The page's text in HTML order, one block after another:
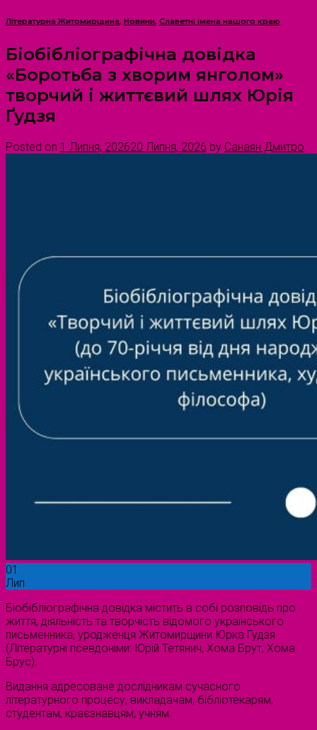
Літературна Житомирщина, Новини, Славетні імена нашого краю
Біобібліографічна довідка
«Боротьба з хворим янголом»
творчий і життєвий шлях Юрія
Ґудзя
Posted on 1 Липня, 202620 Липня, 2026 by Санаян Дмитро
01
Лип
Біобібліографічна довідка містить в собі розповідь про
життя, діяльність та творчість відомого українського
письменника, уродженця Житомирщини Юрка Гудзя
(Літературні псевдоніми: Юрій Тетянич, Хома Брут, Хома
Брус).
Видання адресоване дослідникам сучасного
літературного процесу, викладачам, бібліотекарям,
студентам, краєзнавцям, учням.